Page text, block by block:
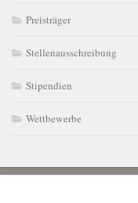
Preisträger
Stellenausschreibung
Stipendien
Wettbewerbe